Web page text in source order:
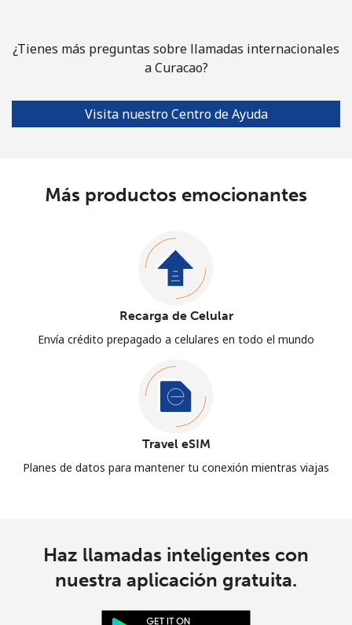
¿Tienes más preguntas sobre llamadas internacionales
a Curacao?
Visita nuestro Centro de Ayuda
Más productos emocionantes
Recarga de Celular
Envía crédito prepagado a celulares en todo el mundo
Travel eSIM
Planes de datos para mantener tu conexión mientras viajas
Haz llamadas inteligentes con
nuestra aplicación gratuita.